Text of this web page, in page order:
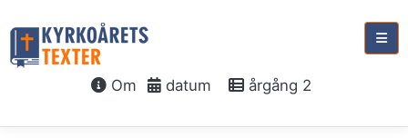
Om datum årgång 2